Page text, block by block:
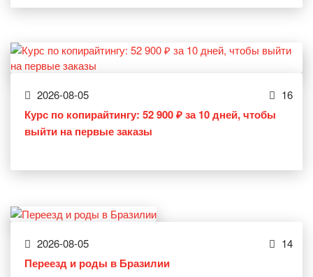
2026-08-05 16
Курс по копирайтингу: 52 900 ₽ за 10 дней, чтобы
выйти на первые заказы
2026-08-05 14
Переезд и роды в Бразилии